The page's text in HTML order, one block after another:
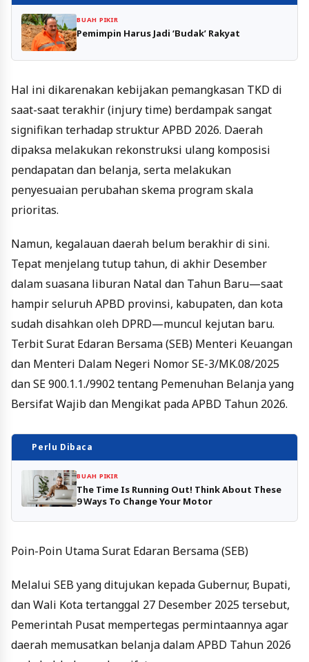
BUAH PIKIR
Pemimpin Harus Jadi ‘Budak’ Rakyat
Hal ini dikarenakan kebijakan pemangkasan TKD di
saat-saat terakhir (injurytime) berdampak sangat
signifikan terhadap struktur APBD 2026. Daerah
dipaksa melakukan rekonstruksi ulang komposisi
pendapatan dan belanja, serta melakukan
penyesuaian perubahan skema program skala
prioritas.
Namun, kegalauan daerah belum berakhir di sini.
Tepat menjelang tutup tahun, di akhir Desember
dalam suasana liburan Natal dan Tahun Baru—saat
hampir seluruh APBD provinsi, kabupaten, dan kota
sudah disahkan oleh DPRD—muncul kejutan baru.
Terbit Surat Edaran Bersama (SEB) Menteri Keuangan
dan Menteri Dalam Negeri Nomor SE-3/MK.08/2025
dan SE 900.1.1./9902 tentang Pemenuhan Belanja yang
Bersifat Wajib dan Mengikat pada APBD Tahun 2026.
Perlu Dibaca
BUAH PIKIR
The Time Is Running Out! Think About These
9 Ways To Change Your Motor
Poin-Poin Utama Surat Edaran Bersama (SEB)
Melalui SEB yang ditujukan kepada Gubernur, Bupati,
dan Wali Kota tertanggal 27 Desember 2025 tersebut,
Pemerintah Pusat mempertegas permintaannya agar
daerah memusatkan belanja dalam APBD Tahun 2026